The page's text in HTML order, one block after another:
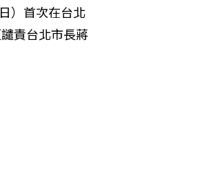
）首次在台北
責台北市長蔣